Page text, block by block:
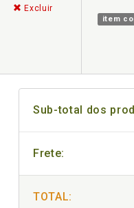
Excluir
item
Sub-total dos
Frete:
TOTAL: